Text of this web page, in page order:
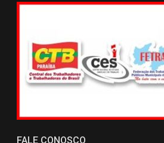
FALE CONOSCO